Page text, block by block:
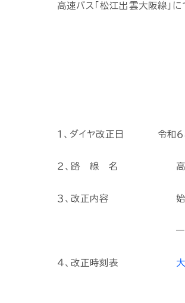
高速バス「松江出雲大阪線」
１、ダイヤ改正日 令和６年
２、路 線 名 高速バス
３、改正内容 始発地を
一畑バス出雲
４、改正時刻表